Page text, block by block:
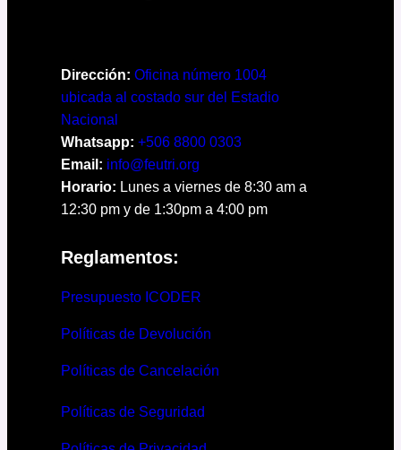
Dirección: Oficina número 1004
ubicada al costado sur del Estadio
Nacional
Whatsapp: +506 8800 0303
Email: info@feutri.org
Horario: Lunes a viernes de 8:30 am a
12:30 pm y de 1:30pm a 4:00 pm
Reglamentos:
Presupuesto ICODER
Políticas de Devolución
Políticas de Cancelación
Políticas de Seguridad